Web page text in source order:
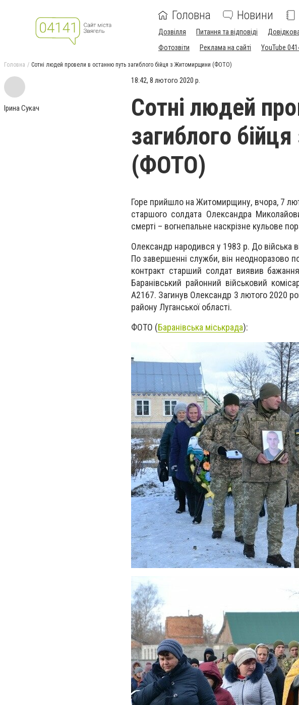
Головна Новини
Дозвілля Питання та відповіді
Фотозвіти
Реклама на сайті YouTube
Головна Сотні людей провели в останню путь загиблого бійця з Житомирщини (ФОТО)
Ірина Сукач
18:42, 8 лютого 2020 р.
Сотні людей
загиблого
(ФОТО)
Горе прийшло на Житомирщину, вчора, 7
старшого солдата Олександра
смерті – вогнепальне наскрізне кульове
Олександр народився у 1983 р. До війська
По завершенні служби, він неодноразово
контракт старший солдат виявив
Баранівський районний військовий
А2167. Загинув Олександр 3 лютого 2020
району Луганської області.
ФОТО (Баранівська міськрада):